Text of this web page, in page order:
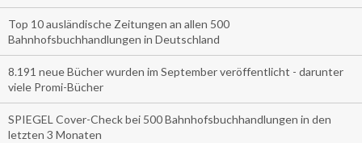
Top 10 ausländische Zeitungen an allen 500
Bahnhofsbuchhandlungen in Deutschland
8.191 neue Bücher wurden im September veröffentlicht - darunter
viele Promi-Bücher
SPIEGEL Cover-Check bei 500 Bahnhofsbuchhandlungen in den
letzten 3 Monaten